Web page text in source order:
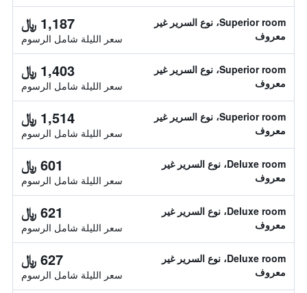
Superior room، نوع السرير غير
معروف
1,187 ﷼
سعر الليلة شامل الرسوم
Superior room، نوع السرير غير
معروف
1,403 ﷼
سعر الليلة شامل الرسوم
Superior room، نوع السرير غير
معروف
1,514 ﷼
سعر الليلة شامل الرسوم
Deluxe room، نوع السرير غير
معروف
601 ﷼
سعر الليلة شامل الرسوم
Deluxe room، نوع السرير غير
معروف
621 ﷼
سعر الليلة شامل الرسوم
Deluxe room، نوع السرير غير
معروف
627 ﷼
سعر الليلة شامل الرسوم